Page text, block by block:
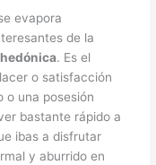
evapora
de la
. Es el
o satisfacción
o una posesión
bastante rápido a
ibas a disfrutar
y aburrido en